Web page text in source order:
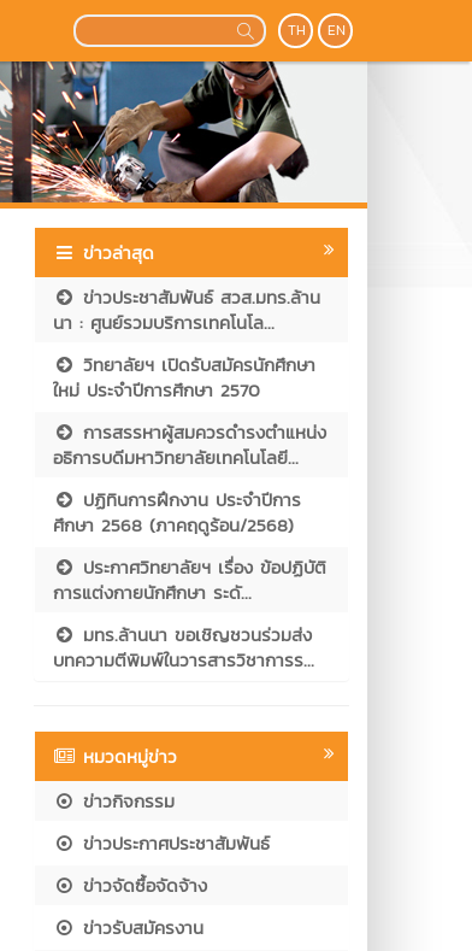
TH EN
ข่าวล่าสุด
ข่าวประชาสัมพันธ์ สวส.มทร.ล้าน
นา : ศูนย์รวมบริการเทคโนโล...
วิทยาลัยฯ เปิดรับสมัครนักศึกษา
ใหม่ ประจำปีการศึกษา 2570
การสรรหาผู้สมควรดำรงตำแหน่ง
อธิการบดีมหาวิทยาลัยเทคโนโลยี...
ปฏิทินการฝึกงาน ประจำปีการ
ศึกษา 2568 (ภาคฤดูร้อน/2568)
ประกาศวิทยาลัยฯ เรื่อง ข้อปฏิบัติ
การแต่งกายนักศึกษา ระดั...
มทร.ล้านนา ขอเชิญชวนร่วมส่ง
บทความตีพิมพ์ในวารสารวิชาการร...
หมวดหมู่ข่าว
ข่าวกิจกรรม
ข่าวประกาศประชาสัมพันธ์
ข่าวจัดซื้อจัดจ้าง
ข่าวรับสมัครงาน